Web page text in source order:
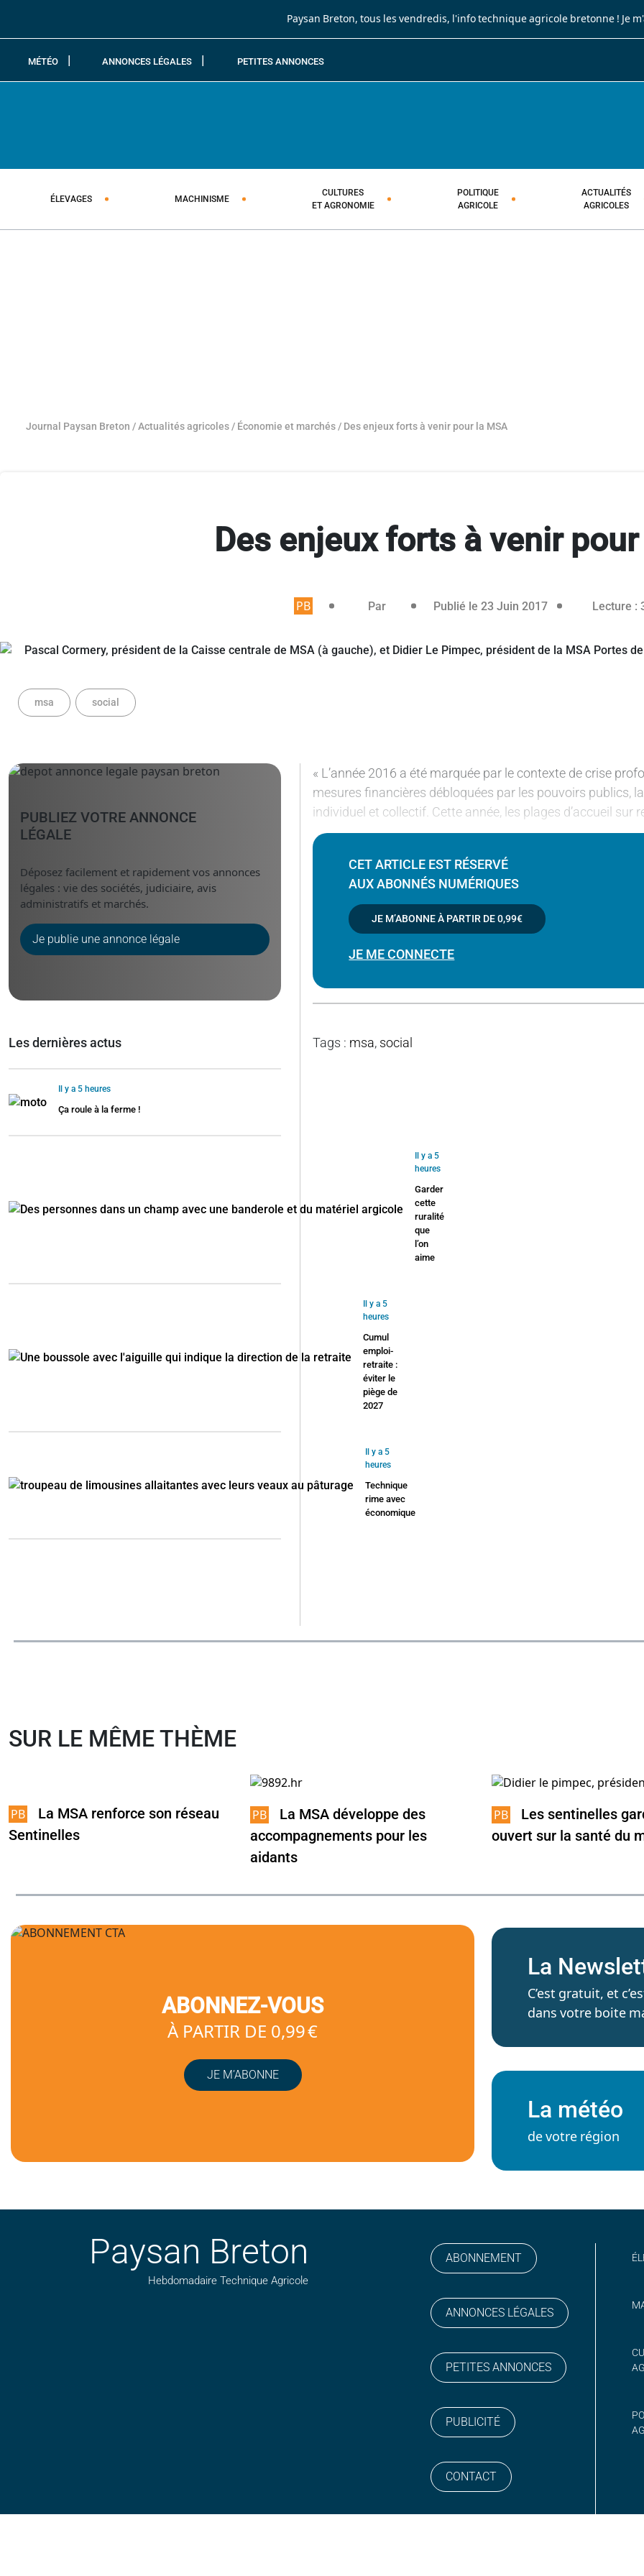
Paysan Breton, tous les vendredis, l'info technique agricole bretonne ! Je
MÉTÉO ANNONCES LÉGALES PETITES ANNONCES
ÉLEVAGES MACHINISME
CULTURES
ET AGRONOMIE
POLITIQUE
AGRICOLE
ACTUALITÉS
AGRICOLES
Journal Paysan Breton /Actualités agricoles / Économie et marchés / Des enjeux forts à venir pour la MSA
Des enjeux forts à venir
Article réservé aux abonnés
Par Publié le 23 Juin 201726 janvier 2021
Lecture :
msa social
« L’année 2016 a été marquée par le contexte de crise
mesures financières débloquées par les pouvoirs publics,
individuel et collectif. Cette année, les plages d’accueil sur
CET ARTICLE EST RÉSERVÉ
AUX ABONNÉS NUMÉRIQUES
JE M’ABONNE À PARTIR DE0,99€
JE ME CONNECTE
Tags : msa, social
PUBLIEZ VOTRE ANNONCE
LÉGALE
Déposez facilement et rapidement vos annonces
légales : vie des sociétés, judiciaire, avis
administratifs et marchés.
Je publie une annonce légale
Les dernières actus
Il y a 5 heures
Ça roule à la ferme !
Il y a 5
heures
Garder
cette
ruralité
que
l’on
aime
Il y a 5
heures
Cumul
emploi-
retraite :
éviter le
piège de
2027
Il y a 5
heures
Technique
rime avec
économique
SUR LE MÊME THÈME
La MSA renforce son réseau
Sentinelles
La MSA développe des
accompagnements pour les
aidants
Les sentinelles
ouvert sur la santé du
ABONNEZ-VOUS
À PARTIR DE 0,99 €
JE M’ABONNE
La
C’est gratuit, et
dans votre boite
La météo
de votre région
Paysan Breton
Hebdomadaire Technique Agricole
ABONNEMENT
ANNONCES LÉGALES
PETITES ANNONCES
PUBLICITÉ
CONTACT